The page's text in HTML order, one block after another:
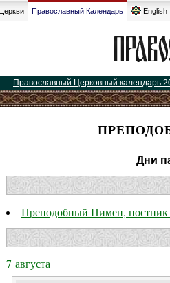
Православный Календарь English
Православный Церковный календарь
Дни
Преподобный Пимен, постник
7 августа